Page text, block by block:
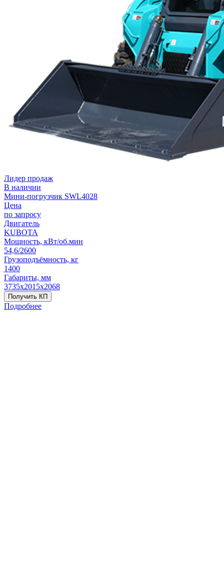
Лидер продаж
В наличии
Мини-погрузчик SWL4028
Цена
по запросу
Двигатель
KUBOTA
Мощность, кВт/об.мин
54,6/2600
Грузоподъёмность, кг
1400
Габариты, мм
3735х2015х2068
Получить КП
Подробнее